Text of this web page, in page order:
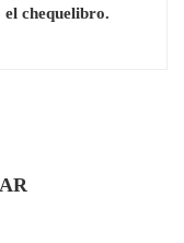
chequelibro.